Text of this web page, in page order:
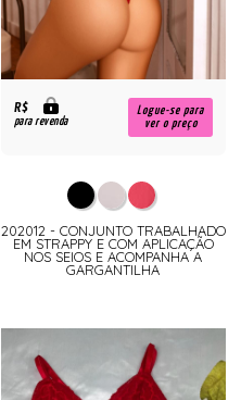
R$
para revenda
Logue-se para
ver o preço
202012 - CONJUNTO TRABALHADO
EM STRAPPY E COM APLICAÇÃO
NOS SEIOS E ACOMPANHA A
GARGANTILHA